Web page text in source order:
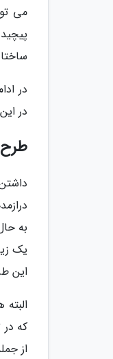
می
در
در
به
یک
این
که
از